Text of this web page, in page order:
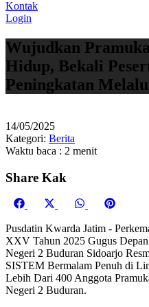
Kontak
Login
Wujudkan
Hidup, Bekali
Peningkatan
14/05/2025
Kategori: Berita
Waktu baca : 2 menit
Share Kak
Share
FacebookShare
Share
WhatsApp
Share
Pusdatin Kwarda Jatim -
XXV Tahun 2025 Gugus
Negeri 2 Buduran Sidoarjo
SISTEM Bermalam Penuh di
Lebih Dari 400 Anggota
Negeri 2 Buduran.